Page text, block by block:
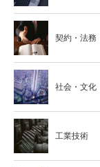
契約・法務
社会・文化
工業技術